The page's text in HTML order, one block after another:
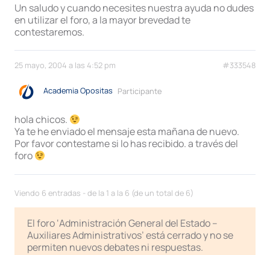
Un saludo y cuando necesites nuestra ayuda no dudes
en utilizar el foro, a la mayor brevedad te
contestaremos.
25 mayo, 2004 a las 4:52 pm #333548
Academia Opositas Participante
hola chicos.
Ya te he enviado el mensaje esta mañana de nuevo.
Por favor contestame si lo has recibido. a través del
foro
Viendo 6 entradas - de la 1 a la 6 (de un total de 6)
El foro ‘Administración General del Estado –
Auxiliares Administrativos’ está cerrado y no se
permiten nuevos debates ni respuestas.